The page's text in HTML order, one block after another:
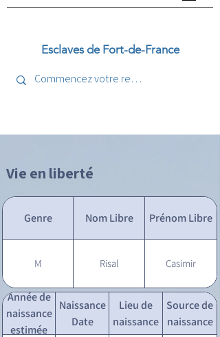
Esclaves de Fort-de-France
Vie en liberté
Genre Nom Libre Prénom Libre
M Risal Casimir
Année de
naissance
estimée
Naissance
Date
Lieu de
naissance
Source de
naissance